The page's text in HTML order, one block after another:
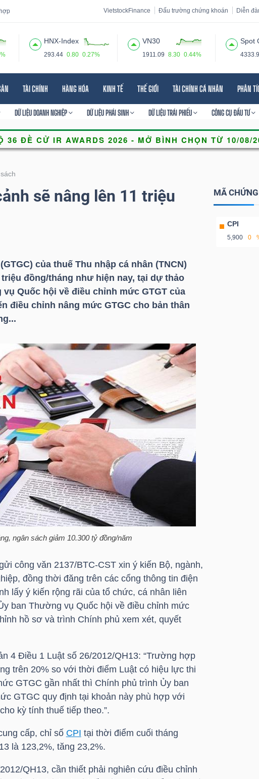
VietstockFinance Đấu trường chứng khoán Diễn
HNX-Index
293.44 0.80 0.27%
VN30
1911.09 8.30 0.44%
Spot
TÀI CHÍNH HÀNG HÓA KINH TẾ THẾ GIỚI TÀI CHÍNH CÁ NHÂN PHÂN
DỮ LIỆU DOANH NGHIỆP DỮ LIỆU PHÁI SINH DỮ LIỆU TRÁI PHIẾU CÔNG CỤ ĐẦU TƯ
sẽ nâng lên 11 triệu
của thuế Thu nhập cá nhân (TNCN)
đồng/tháng như hiện nay, tại dự thảo
Quốc hội về điều chỉnh mức GTGT của
điều chỉnh nâng mức GTGC cho bản thân
ngân sách giảm 10.300 tỷ đồng/năm
công văn 2137/BTC-CST xin ý kiến Bộ, ngành,
đồng thời đăng trên các cổng thông tin điện
lấy ý kiến rộng rãi của tổ chức, cá nhân liên
ban Thường vụ Quốc hội về điều chỉnh mức
hồ sơ và trình Chính phủ xem xét, quyết
4 Điều 1 Luật số 26/2012/QH13: “Trường hợp
trên 20% so với thời điểm Luật có hiệu lực thi
GTGC gần nhất thì Chính phủ trình Ủy ban
GTGC quy định tại khoản này phù hợp với
kỳ tính thuế tiếp theo.”.
cấp, chỉ số CPI tại thời điểm cuối tháng
là 123,2%, tăng 23,2%.
QH13, cần thiết phải nghiên cứu điều chỉnh
MÃ
CPI
5,900 0